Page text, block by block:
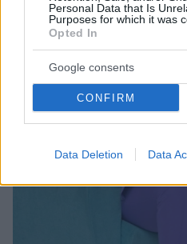
Personal Data that Is
Purposes for which it was
Opted In
Google consents
CONFIRM
Data Deletion Data